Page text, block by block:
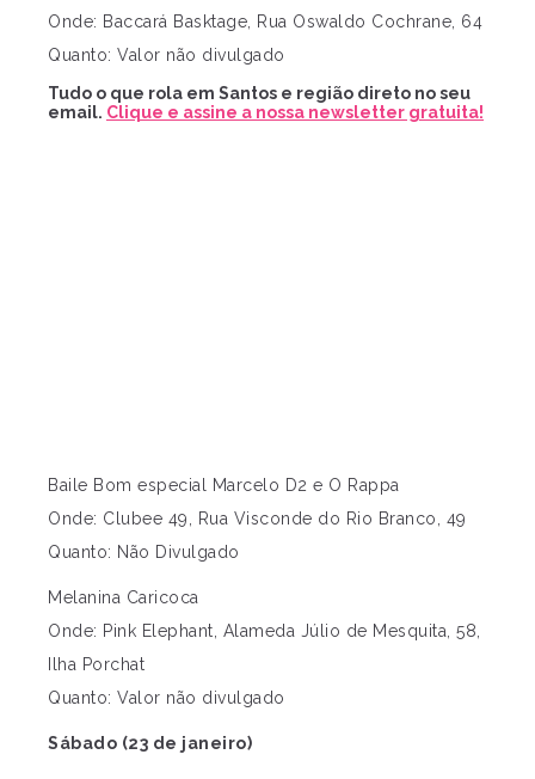
Onde: Baccará Basktage, Rua Oswaldo Cochrane, 64
Quanto: Valor não divulgado
Tudo o que rola em Santos e região direto no seu
email. Clique e assine a nossa newsletter gratuita!
Baile Bom especial Marcelo D2 e O Rappa
Onde: Clubee 49, Rua Visconde do Rio Branco, 49
Quanto: Não Divulgado
Melanina Caricoca
Onde: Pink Elephant, Alameda Júlio de Mesquita, 58,
Ilha Porchat
Quanto: Valor não divulgado
Sábado (23 de janeiro)